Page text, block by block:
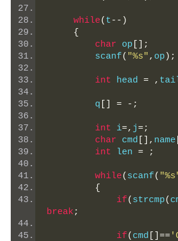
while( t--)
{
char op [];
         scanf
( "%s" , op );
int head = ,
         q
= -;
int i=, j=;
char cmd [], name
int len = ;
while( scanf(
{
if( strcmp(
break ;
if( cmd []==